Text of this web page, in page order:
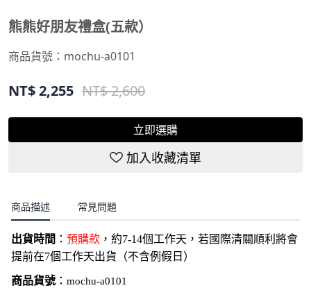
熊熊好朋友禮盒(五款）
商品貨號： mochu-a0101
NT$2,255 NT$ 2,600
立即選購
加入收藏清單
商品描述 常見問題
出貨時間 ： 預購款 ，約7-14個工作天，若國際清關順利將會
提前在7個工作天出貨（不含例假日）
商品貨號： mochu-a0101